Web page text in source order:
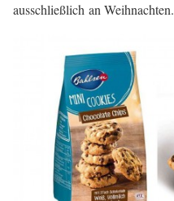
ausschließlich an Weihnachten.